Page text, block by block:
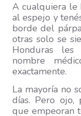
A cualquiera le
al espejo y
borde del
otras solo se
Honduras
nombre
exactamente.
La mayoría no
días. Pero ojo,
que empeoran